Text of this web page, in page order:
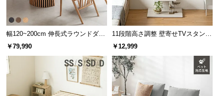
幅120~200cm 伸長式ラウンドダイ
ニングテーブル 6人掛け 天然木突
板 美しい格子デザイン
￥79,990
11段階高さ調整 壁寄せTVスタンド
キャスター付き 上下左右角度調節
￥12,999